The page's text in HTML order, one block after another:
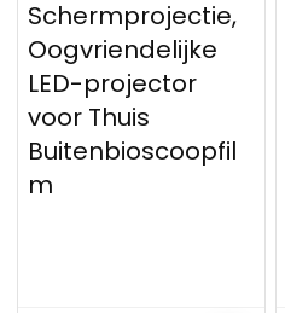
Schermprojectie,
Oogvriendelijke
LED-projector
voor Thuis
Buitenbioscoopfil
m